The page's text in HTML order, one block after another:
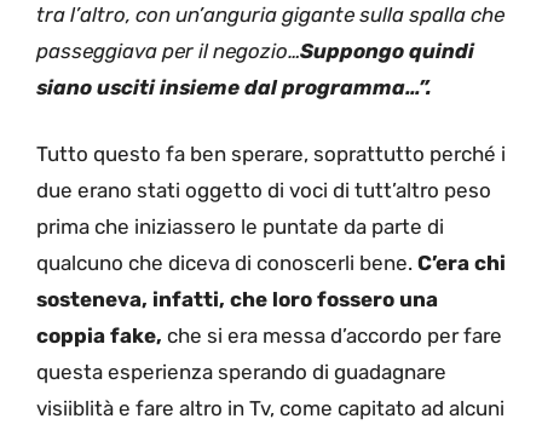
tra l’altro, con un’anguria gigante sulla spalla che
passeggiava per il negozio…Suppongo quindi
siano usciti insieme dal programma…”.
Tutto questo fa ben sperare, soprattutto perché i
due erano stati oggetto di voci di tutt’altro peso
prima che iniziassero le puntate da parte di
qualcuno che diceva di conoscerli bene. C’era chi
sosteneva, infatti, che loro fossero una
coppia fake, che si era messa d’accordo per fare
questa esperienza sperando di guadagnare
visiiblità e fare altro in Tv, come capitato ad alcuni